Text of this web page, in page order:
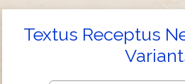
Textus Receptus